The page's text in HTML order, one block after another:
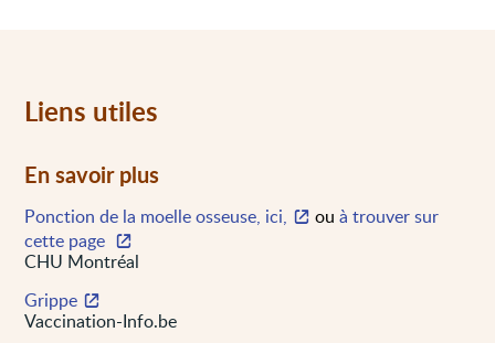
Liens utiles
En savoir plus
Ponction de la moelle osseuse, ici, ouà trouver sur
cette page
CHU Montréal
Grippe
Vaccination-Info.be